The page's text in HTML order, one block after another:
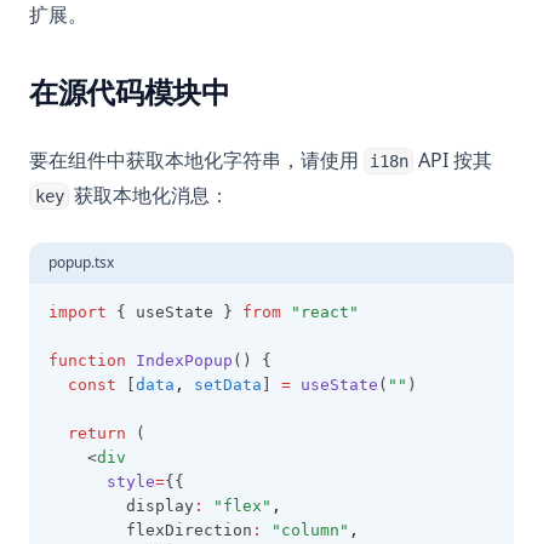
扩展。
在源代码模块中
要在组件中获取本地化字符串，请使用 i18n API 按其
key 获取本地化消息：
popup.tsx
import { useState } from "react"
function IndexPopup () {
const
data , setData = useState ( "" )
return (
    <
div
style={{
        display
: "flex" ,
        flexDirection
: "column" ,